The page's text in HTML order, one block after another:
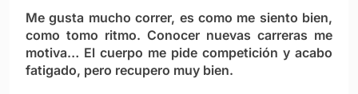
Me gusta mucho correr, es como me siento bien,
como tomo ritmo. Conocer nuevas carreras me
motiva… El cuerpo me pide competición y acabo
fatigado, pero recupero muy bien.